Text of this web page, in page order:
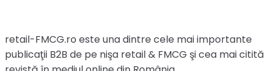
retail-FMCG.ro este una dintre cele mai importante
publicaţii B2B de pe nişa retail & FMCG şi cea mai citită